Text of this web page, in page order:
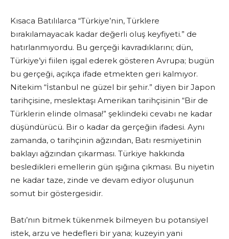
Kısaca Batılılarca “Türkiye’nin, Türklere
bırakılamayacak kadar değerli oluş keyfiyeti.” de
hatırlanmıyordu. Bu gerçeği kavradıklarını; dün,
Türkiye’yi fiilen işgal ederek gösteren Avrupa; bugün
bu gerçeği, açıkça ifade etmekten geri kalmıyor.
Nitekim “İstanbul ne güzel bir şehir.” diyen bir Japon
tarihçisine, meslektaşı Amerikan tarihçisinin “Bir de
Türklerin elinde olmasa!” şeklindeki cevabı ne kadar
düşündürücü. Bir o kadar da gerçeğin ifadesi. Aynı
zamanda, o tarihçinin ağzından, Batı resmiyetinin
baklayı ağzından çıkarması. Türkiye hakkında
besledikleri emellerin gün ışığına çıkması. Bu niyetin
ne kadar taze, zinde ve devam ediyor oluşunun
somut bir göstergesidir.
Batı’nın bitmek tükenmek bilmeyen bu potansiyel
istek, arzu ve hedefleri bir yana; kuzeyin yani